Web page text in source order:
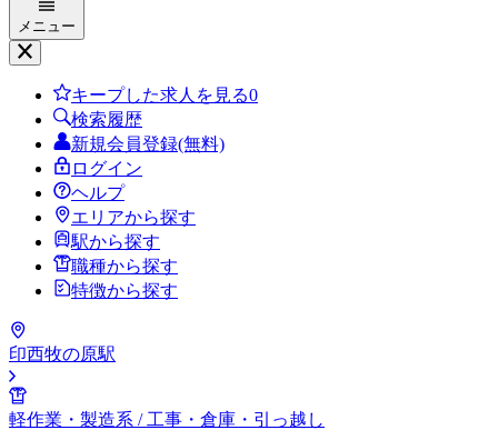
メニュー
キープした求人を見る0
検索履歴
新規会員登録(無料)
ログイン
ヘルプ
エリアから探す
駅から探す
職種から探す
特徴から探す
印西牧の原駅
軽作業・製造系 / 工事・倉庫・引っ越し